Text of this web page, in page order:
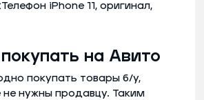
iPhone 11, оригинал,
на Авито
покупать товары б/у,
нужны продавцу. Таким